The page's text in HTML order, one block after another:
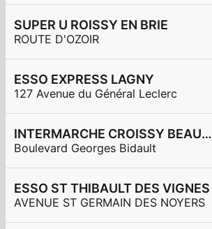
SUPER U ROISSY EN BRIE
ROUTE D'OZOIR
ESSO EXPRESS LAGNY
127 Avenue du Général Leclerc
INTERMARCHE CROISSY BEAUBOURG
Boulevard Georges Bidault
ESSO ST THIBAULT DES VIGNES
AVENUE ST GERMAIN DES NOYERS